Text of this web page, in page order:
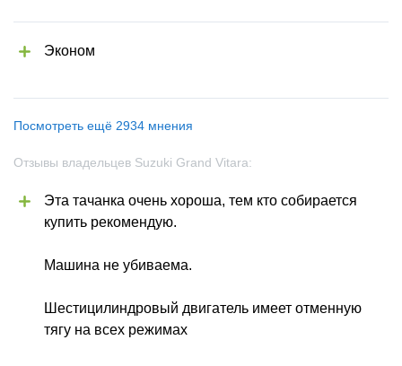
Эконом
Посмотреть ещё 2934 мнения
Отзывы владельцев Suzuki Grand Vitara:
Эта тачанка очень хороша, тем кто собирается
купить рекомендую.
Машина не убиваема.
Шестицилиндровый двигатель имеет отменную
тягу на всех режимах